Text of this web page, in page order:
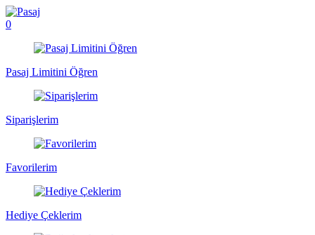
0
Pasaj Limitini Öğren
Siparişlerim
Favorilerim
Hediye Çeklerim